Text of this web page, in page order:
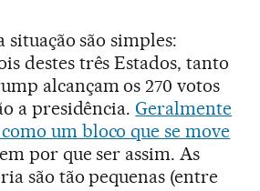
situação são simples:
destes três Estados, tanto
alcançam os 270 votos
a presidência.Geralmente
um bloco que se move
por que ser assim. As
são tão pequenas (entre